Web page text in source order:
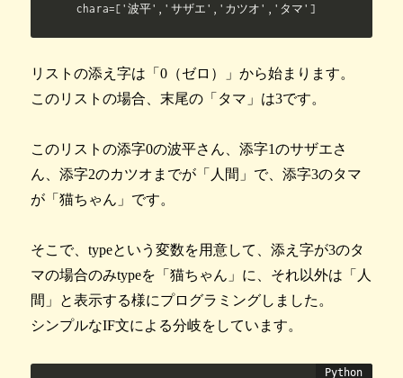
chara=['波平','サザエ','カツオ','タマ']
リストの添え字は「0（ゼロ）」から始まります。
このリストの場合、末尾の「タマ」は3です。
このリストの添字0の波平さん、添字1のサザエさ
ん、添字2のカツオまでが「人間」で、添字3のタマ
が「猫ちゃん」です。
そこで、typeという変数を用意して、添え字が3のタ
マの場合のみtypeを「猫ちゃん」に、それ以外は「人
間」と表示する様にプログラミングしました。
シンプルなIF文による分岐をしています。